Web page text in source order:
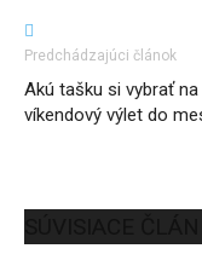
Predchádzajúci článok
Akú tašku si vybrať na
víkendový výlet do